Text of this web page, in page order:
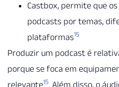
Castbox, permite que
podcasts por temas,
plataformas15
Produzir um podcast é
porque se foca em
relevante15. Além disso, o